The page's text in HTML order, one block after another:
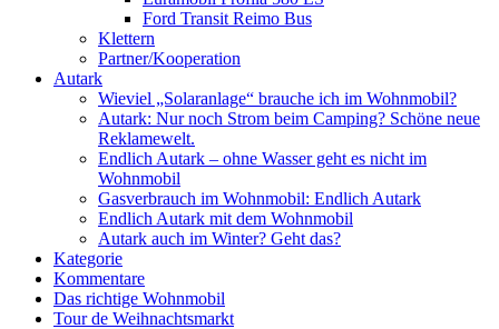
Ford Transit Reimo Bus
Klettern
Partner/Kooperation
Autark
Wieviel „Solaranlage“ brauche ich im Wohnmobil?
Autark: Nur noch Strom beim Camping? Schöne neue
Reklamewelt.
Endlich Autark – ohne Wasser geht es nicht im
Wohnmobil
Gasverbrauch im Wohnmobil: Endlich Autark
Endlich Autark mit dem Wohnmobil
Autark auch im Winter? Geht das?
Kategorie
Kommentare
Das richtige Wohnmobil
Tour de Weihnachtsmarkt